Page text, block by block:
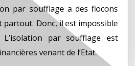
par soufflage a des flocons
partout. Donc, il est impossible
par soufflage est
venant de l’Etat.